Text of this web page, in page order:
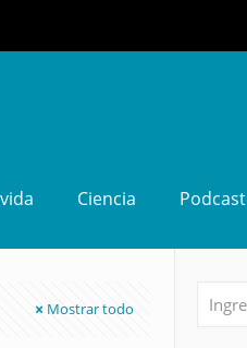
Ciencia Podcast
Mostrar todo